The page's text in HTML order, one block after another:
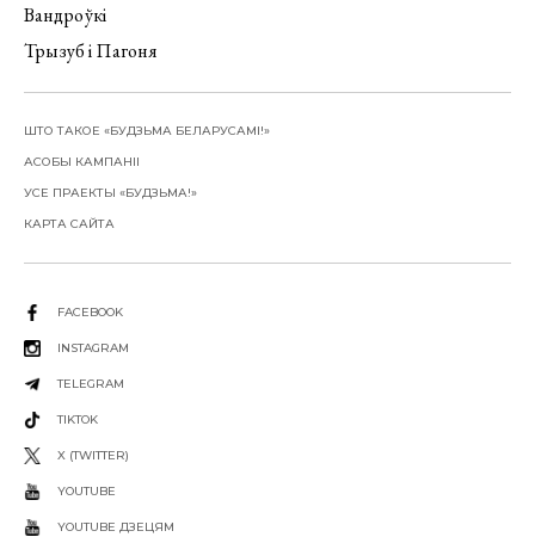
Вандроўкі
Трызуб і Пагоня
ШТО ТАКОЕ «БУДЗЬМА БЕЛАРУСАМІ!»
АСОБЫ КАМПАНІІ
УСЕ ПРАЕКТЫ «БУДЗЬМА!»
КАРТА САЙТА
FACEBOOK
INSTAGRAM
TELEGRAM
TIKTOK
X (TWITTER)
YOUTUBE
YOUTUBE ДЗЕЦЯМ